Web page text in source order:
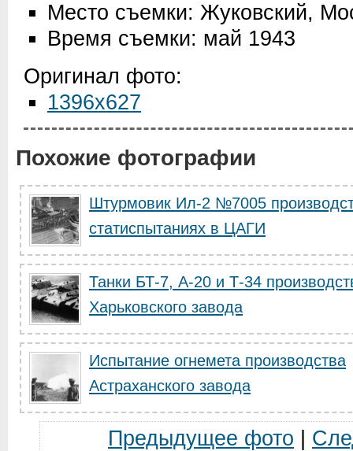
Место съемки: Жуковский,
Время съемки: май 1943
Оригинал фото:
1396x627
Похожие фотографии
Штурмовик Ил-2 №7005
статиспытаниях в ЦАГИ
Танки БТ-7, А-20 и Т-34
Харьковского завода
Испытание огнемета производства
Астраханского завода
Предыдущее фото